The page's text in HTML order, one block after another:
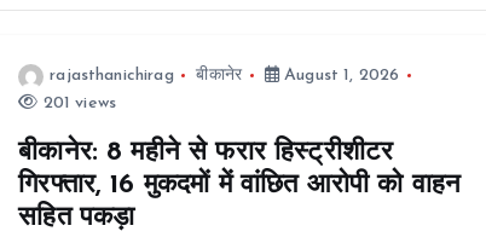
rajasthanichirag बीकानेर
August 1, 2026
201 views
बीकानेर: 8 महीने से फरार हिस्ट्रीशीटर
गिरफ्तार, 16 मुकदमों में वांछित आरोपी को वाहन
सहित पकड़ा